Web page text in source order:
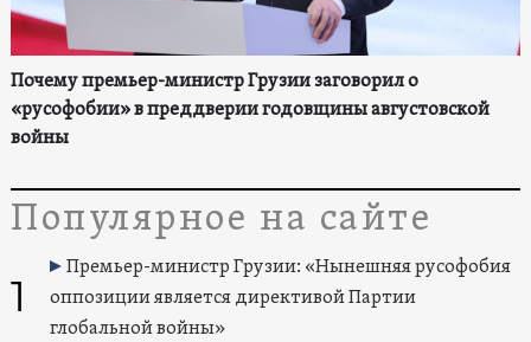
Почему премьер-министр Грузии заговорил о
«русофобии» в преддверии годовщины августовской
войны
Популярное на сайте
1
Премьер-министр Грузии: «Нынешняя русофобия
оппозиции является директивой Партии
глобальной войны»